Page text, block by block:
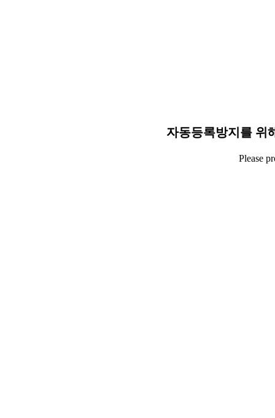
자동등록방지를 위
Please